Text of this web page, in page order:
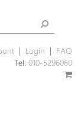
| Login
FAQ
Tel: 010-5296060